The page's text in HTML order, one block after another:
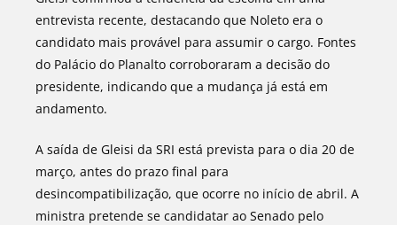
entrevista recente, destacando que Noleto era o
candidato mais provável para assumir o cargo. Fontes
do Palácio do Planalto corroboraram a decisão do
presidente, indicando que a mudança já está em
andamento.
A saída de Gleisi da SRI está prevista para o dia 20 de
março, antes do prazo final para
desincompatibilização, que ocorre no início de abril. A
ministra pretende se candidatar ao Senado pelo